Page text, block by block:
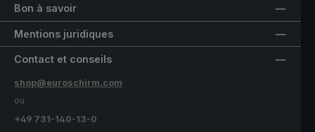
Bon à savoir
Mentions juridiques
Contact et conseils
shop@euroschirm.com
ou
+49 731-140-13-0